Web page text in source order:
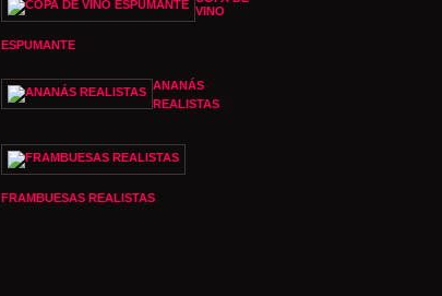
VINO
ESPUMANTE
ANANÁS
REALISTAS
FRAMBUESAS REALISTAS